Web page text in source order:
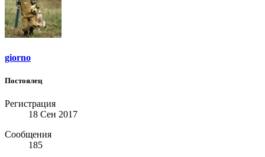
giorno
Постоялец
Регистрация
18 Сен 2017
Сообщения
185